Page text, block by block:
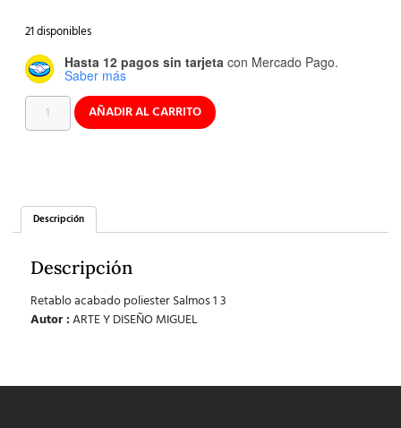
21 disponibles
Hasta 12 pagos sin tarjeta con Mercado Pago.
Saber más
AÑADIR AL CARRITO
Descripción
Descripción
Retablo acabado poliester Salmos 1 3
Autor :ARTE Y DISEÑO MIGUEL